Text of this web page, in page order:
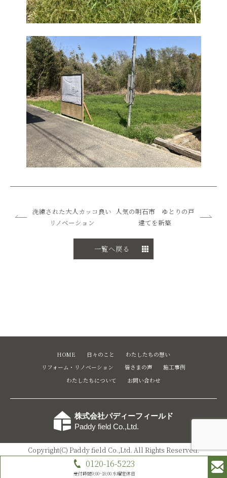
0120-16-5223
受付時間9:00~18:00 水曜定休日
洗練された大人カッコ良い
リノベーション
一覧へ戻る
人気の明石市 ゆとりの戸
建てを新築
HOME 日々のこと
わたしたちの想い
リフォーム・リノベーション
皆さまの声
施工事例
わたしたちについて
お問い合わせ
株式会社パディーフィールド
Paddy field Co.,Ltd.
Copyright(C) Paddy field Co.,Ltd. All Rights Reserved.